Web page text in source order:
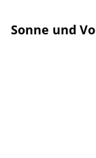
Sonne und